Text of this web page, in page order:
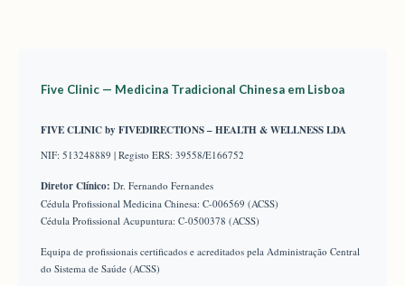
Five Clinic — Medicina Tradicional Chinesa em Lisboa
FIVE CLINIC by FIVEDIRECTIONS – HEALTH & WELLNESS LDA
NIF: 513248889 | Registo ERS: 39558/E166752
Diretor Clínico: Dr. Fernando Fernandes
Cédula Profissional Medicina Chinesa: C-006569 (ACSS)
Cédula Profissional Acupuntura: C-0500378 (ACSS)
Equipa de profissionais certificados e acreditados pela Administração Central
do Sistema de Saúde (ACSS)